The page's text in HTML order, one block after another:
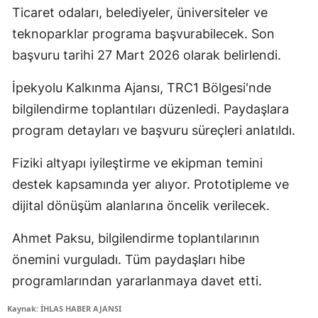
Ticaret odaları, belediyeler, üniversiteler ve
teknoparklar programa başvurabilecek. Son
başvuru tarihi 27 Mart 2026 olarak belirlendi.
İpekyolu Kalkınma Ajansı, TRC1 Bölgesi'nde
bilgilendirme toplantıları düzenledi. Paydaşlara
program detayları ve başvuru süreçleri anlatıldı.
Fiziki altyapı iyileştirme ve ekipman temini
destek kapsamında yer alıyor. Prototipleme ve
dijital dönüşüm alanlarına öncelik verilecek.
Ahmet Paksu, bilgilendirme toplantılarının
önemini vurguladı. Tüm paydaşları hibe
programlarından yararlanmaya davet etti.
Kaynak: İHLAS HABER AJANSI